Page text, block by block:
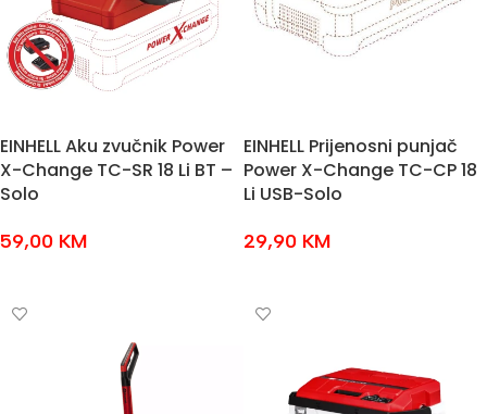
EINHELL Aku zvučnik Power
X-Change TC-SR 18 Li BT –
Solo
59,00 KM
EINHELL Prijenosni punjač
Power X-Change TC-CP 18
Li USB-Solo
29,90 KM